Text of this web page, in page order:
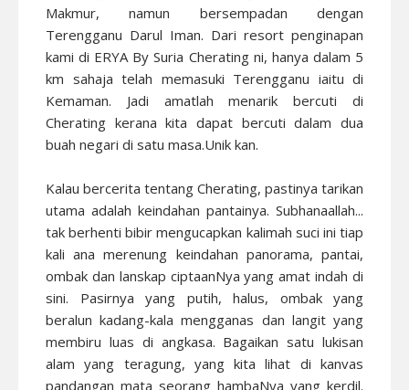
Makmur, namun bersempadan dengan
Terengganu Darul Iman. Dari resort penginapan
kami di ERYA By Suria Cherating ni, hanya dalam 5
km sahaja telah memasuki Terengganu iaitu di
Kemaman. Jadi amatlah menarik bercuti di
Cherating kerana kita dapat bercuti dalam dua
buah negari di satu masa.Unik kan.
Kalau bercerita tentang Cherating, pastinya tarikan
utama adalah keindahan pantainya. Subhanaallah...
tak berhenti bibir mengucapkan kalimah suci ini tiap
kali ana merenung keindahan panorama, pantai,
ombak dan lanskap ciptaanNya yang amat indah di
sini. Pasirnya yang putih, halus, ombak yang
beralun kadang-kala mengganas dan langit yang
membiru luas di angkasa. Bagaikan satu lukisan
alam yang teragung, yang kita lihat di kanvas
pandangan mata seorang hambaNya yang kerdil.